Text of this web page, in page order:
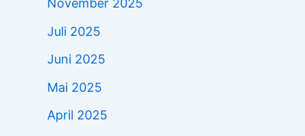
November 2025
Juli 2025
Juni 2025
Mai 2025
April 2025